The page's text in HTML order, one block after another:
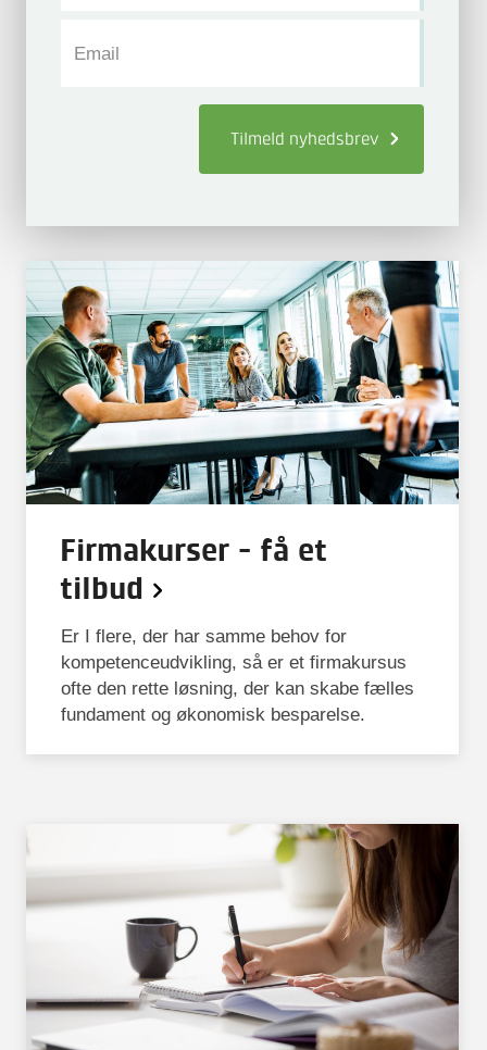
Introduktion til
måleusikkerhed
4
KURSUS 2 dage
Periodisk prøvning og
eftersyn af IBC's til farligt
gods
DKK 8.999
ekskl. moms
KURSUS 1 dag
DKK 5.650
ekskl. moms
Tryk - måling og kalibrering
DKK 5.650
ekskl. moms
ONLINE KURSUS 365 dage
Email
Tilmeld nyhedsbrev
Firmakurser - få et
tilbud
Er I flere, der har samme behov for
kompetenceudvikling, så er et firmakursus
ofte den rette løsning, der kan skabe fælles
fundament og økonomisk besparelse.